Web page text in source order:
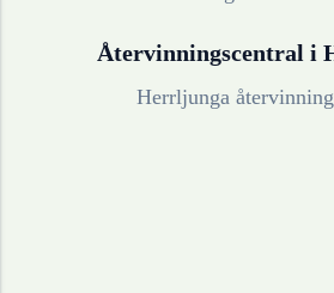
Återvinningscentral i
Herrljunga